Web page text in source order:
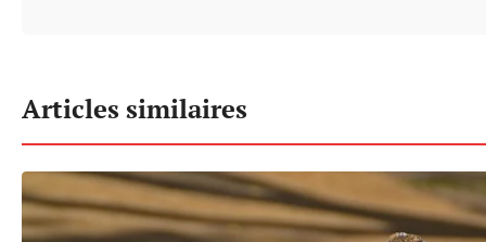
Articles similaires